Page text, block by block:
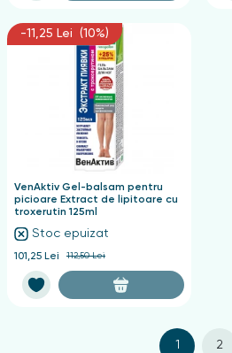
-11,25 Lei (10%)
VenAktiv Gel-balsam pentru
picioare Extract de lipitoare cu
troxerutin 125ml
Stoc epuizat
101,25 Lei 112,50 Lei
1 2